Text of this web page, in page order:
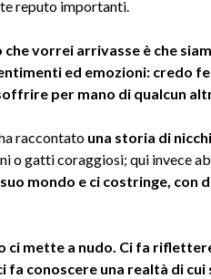
reputo importanti.
che vorrei arrivasse è che
ed emozioni: credo
per mano di qualcun
raccontato una storia di
o gatti coraggiosi; qui invece
mondo e ci costringe, con
ci mette a nudo. Ci fa
fa conoscere una realtà di